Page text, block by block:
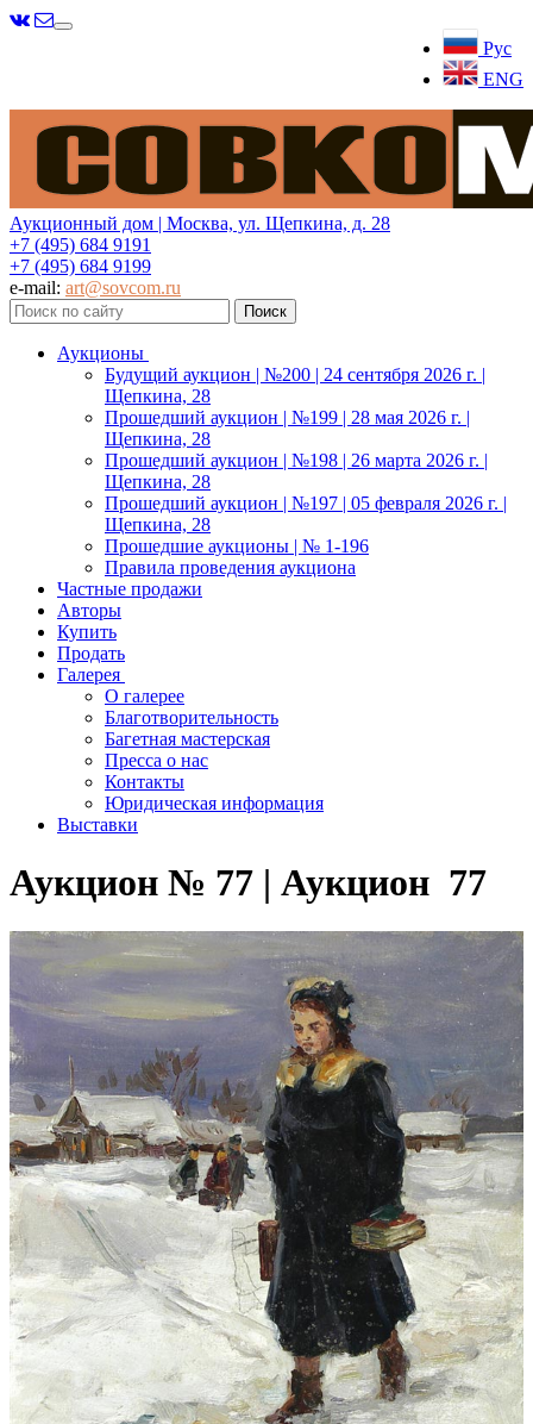
Рус
ENG
Меню
Аукционный дом | Москва, ул. Щепкина, д. 28
+7 (495) 684 9191
+7 (495) 684 9199
e-mail: art@sovcom.ru
Аукционы
Будущий аукцион | №200 | 24 сентября 2026 г. |
Щепкина, 28
Прошедший аукцион | №199 | 28 мая 2026 г. |
Щепкина, 28
Прошедший аукцион | №198 | 26 марта 2026 г. |
Щепкина, 28
Прошедший аукцион | №197 | 05 февраля 2026 г. |
Щепкина, 28
Прошедшие аукционы | № 1-196
Правила проведения аукциона
Частные продажи
Авторы
Купить
Продать
Галерея
О галерее
Благотворительность
Багетная мастерская
Пресса о нас
Контакты
Юридическая информация
Выставки
Аукцион № 77 | Аукцион 77